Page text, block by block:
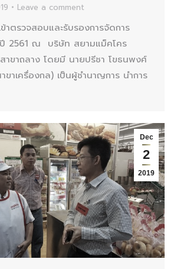
Leave a comment
าตรวจสอบและรับรองการจัดการ
ปี 2561 ณ บริษัท สยามแม็คโคร
าขาถลาง โดยมี นายปรีชา โขธนพงศ์
าเครื่องกล) เป็นผู้ชำนาญการ นำการ
Dec
2
2019